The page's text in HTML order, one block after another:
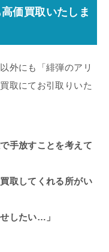
価買取いたしま
外にも「緋弾のアリ
取にてお引取りいた
手放すことを考えて
取してくれる所がい
したい…」